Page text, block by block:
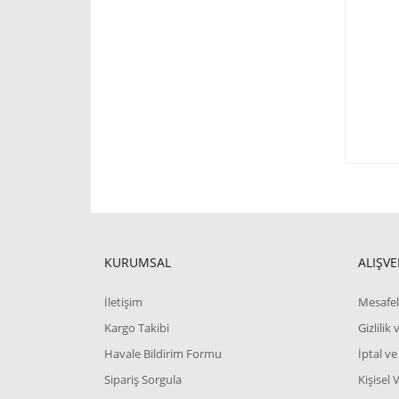
KURUMSAL
İletişim
Kargo Takibi
Havale Bildirim Formu
Sipariş Sorgula
Gizlilik
İptal ve
Kişisel